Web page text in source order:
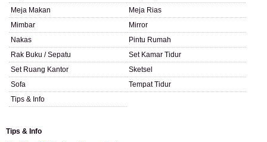
Meja Makan
Meja Rias
Mimbar
Mirror
Nakas
Pintu Rumah
Rak Buku / Sepatu
Set Kamar Tidur
Set Ruang Kantor
Sketsel
Sofa
Tempat Tidur
Tips & Info
Tips & Info